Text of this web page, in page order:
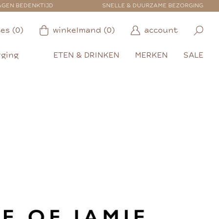
BEDENKTIJD SNELLE & DUURZAME BEZORGING
(0) winkelmand (0) account
ETEN & DRINKEN MERKEN SALE